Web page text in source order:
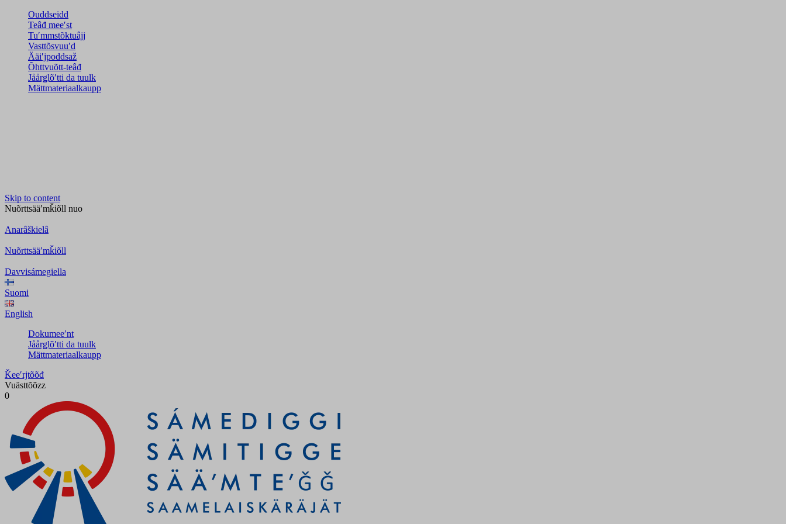
Ouddseidd
Teâđ meeʹst
Tuʹmmstõktuâjj
Vasttõsvuuʹd
Ääiʹjpoddsaž
Õhttvuõtt-teâđ
Jåårǥlõʹtti da tuulk
Mättmateriaalkaupp
Skip to content
Nuõrttsääʹmǩiõll nuo
Anarâškielâ
Nuõrttsääʹmǩiõll
Davvisámegiella
Suomi
English
Dokumeeʹnt
Jåårǥlõʹtti da tuulk
Mättmateriaalkaupp
Ǩeeʹrjtõõđ
Vuästtõõzz
0